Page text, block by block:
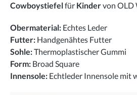
Cowboystiefelfür Kindervon OLD
Obermaterial: Echtes Leder
Futter: Handgenähtes Futter
Sohle:Thermoplastischer Gummi
Form: Broad Square
Innensole: Echtleder Innensole mit